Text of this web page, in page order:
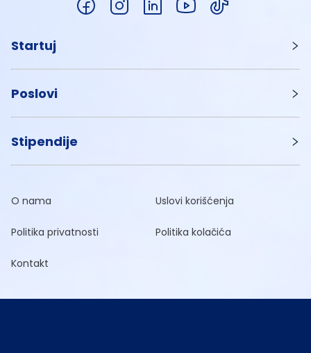
Startuj
Poslovi
Stipendije
O nama Uslovi korišćenja
Politika privatnosti Politika kolačića
Kontakt